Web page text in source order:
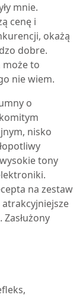
mnie.
cenę i
okażą
dobre.
może to
nie wiem.
o
nisko
tony
na zestaw
atrakcyjniejsze